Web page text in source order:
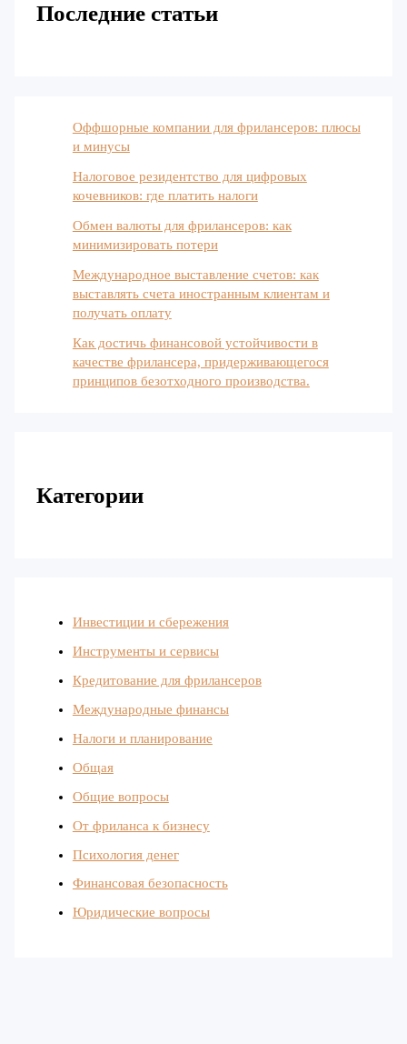
Последние статьи
Оффшорные компании для фрилансеров: плюсы
и минусы
Налоговое резидентство для цифровых
кочевников: где платить налоги
Обмен валюты для фрилансеров: как
минимизировать потери
Международное выставление счетов: как
выставлять счета иностранным клиентам и
получать оплату
Как достичь финансовой устойчивости в
качестве фрилансера, придерживающегося
принципов безотходного производства.
Категории
Инвестиции и сбережения
Инструменты и сервисы
Кредитование для фрилансеров
Международные финансы
Налоги и планирование
Общая
Общие вопросы
От фриланса к бизнесу
Психология денег
Финансовая безопасность
Юридические вопросы